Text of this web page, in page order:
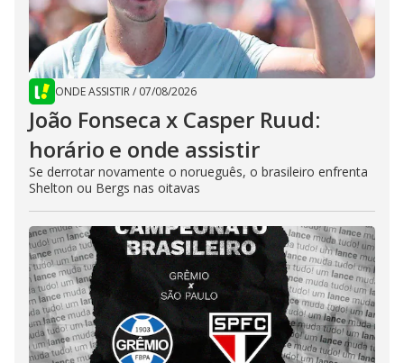
ONDE ASSISTIR/ 07/08/2026
João Fonseca x Casper Ruud:
horário e onde assistir
Se derrotar novamente o norueguês, o brasileiro enfrenta
Shelton ou Bergs nas oitavas